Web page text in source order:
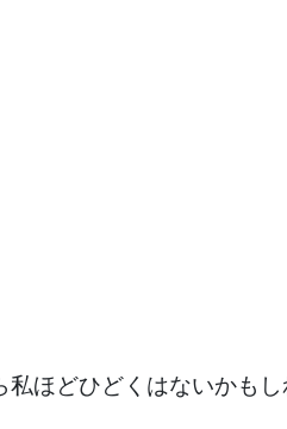
ほどひどくはないかもし